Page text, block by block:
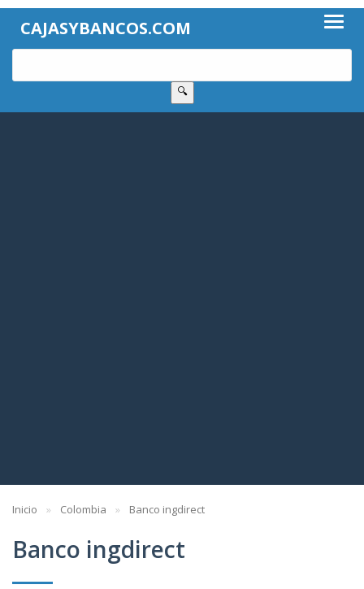
CAJASYBANCOS.COM
🔍
Inicio Colombia Banco ingdirect
Banco ingdirect